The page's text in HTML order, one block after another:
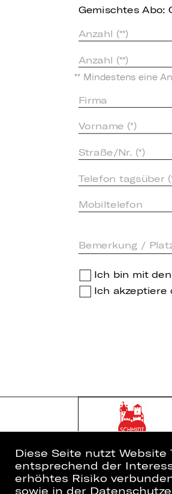
Gemischtes Abo:
** Mindestens eine
Ich bin mit
Ich akzeptiere
Diese Seite nutzt
entsprechend der
erhöhtes Risiko
sowie in der